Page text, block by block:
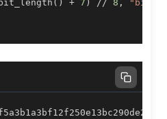
bit_length ( ) + 7 ) // 8 , "big"